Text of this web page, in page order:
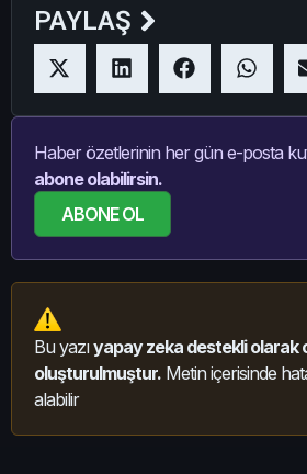
PAYLAŞ
Haber özetlerinin her gün e-posta
abone olabilirsin.
ABONE OL
Bu yazıyapay zeka destekli olarak
oluşturulmuştur. Metin içerisinde
alabilir